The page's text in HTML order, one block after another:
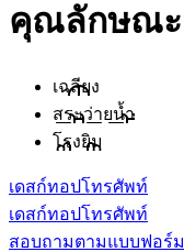
คุณลักษณะ
เฉลียง
สระว่ายน้ำ
โรงยิม
เดสก์ทอปโทรศัพท์
เดสก์ทอปโทรศัพท์
สอบถามตามแบบฟอร์ม